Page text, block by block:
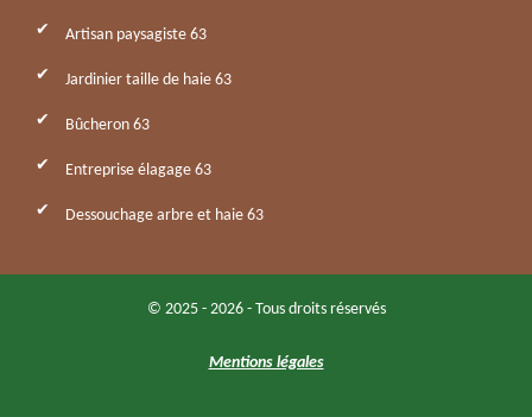
Artisan paysagiste 63
Jardinier taille de haie 63
Bûcheron 63
Entreprise élagage 63
Dessouchage arbre et haie 63
© 2025 - 2026 - Tous droits réservés
Mentions légales